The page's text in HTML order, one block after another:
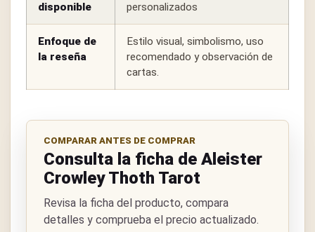
disponible
personalizados
Enfoque de
la reseña
Estilo visual, simbolismo, uso
recomendado y observación de
cartas.
COMPARAR ANTES DE COMPRAR
Consulta la ficha de Aleister
Crowley Thoth Tarot
Revisa la ficha del producto, compara
detalles y comprueba el precio actualizado.